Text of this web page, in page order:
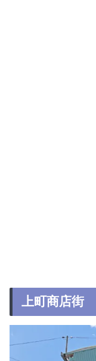
上町商店街